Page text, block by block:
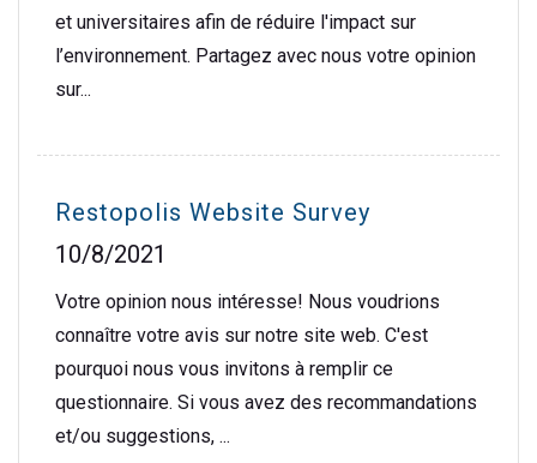
et universitaires afin de réduire l'impact sur
l’environnement. Partagez avec nous votre opinion
sur...
Restopolis Website Survey
10/8/2021
Votre opinion nous intéresse! Nous voudrions
connaître votre avis sur notre site web. C'est
pourquoi nous vous invitons à remplir ce
questionnaire. Si vous avez des recommandations
et/ou suggestions, ...